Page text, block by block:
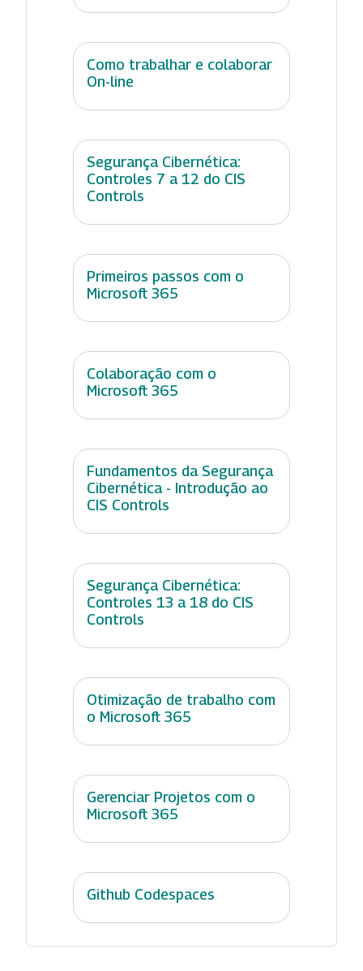
Como trabalhar e colaborar
On-line
Segurança Cibernética:
Controles 7 a 12 do CIS
Controls
Primeiros passos com o
Microsoft 365
Colaboração com o
Microsoft 365
Fundamentos da Segurança
Cibernética - Introdução ao
CIS Controls
Segurança Cibernética:
Controles 13 a 18 do CIS
Controls
Otimização de trabalho com
o Microsoft 365
Gerenciar Projetos com o
Microsoft 365
Github Codespaces